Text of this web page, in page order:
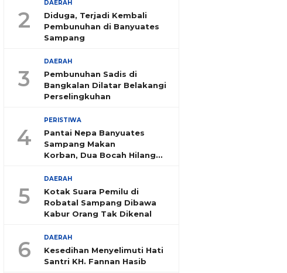
2
DAERAH
Diduga, Terjadi Kembali
Pembunuhan di Banyuates
Sampang
3
DAERAH
Pembunuhan Sadis di
Bangkalan Dilatar Belakangi
Perselingkuhan
4
PERISTIWA
Pantai Nepa Banyuates
Sampang Makan
Korban, Dua Bocah Hilang
5
DAERAH
Kotak Suara Pemilu di
Robatal Sampang Dibawa
Kabur Orang Tak Dikenal
6 DAERAH
Kesedihan Menyelimuti Hati
Santri KH. Fannan Hasib